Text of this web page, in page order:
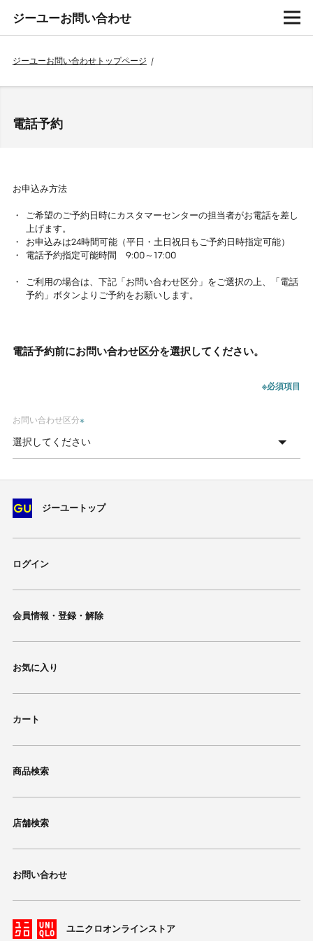
ジーユーお問い合わせ
ジーユーお問い合わせトップページ /
電話予約
お申込み方法
ご希望のご予約日時にカスタマーセンターの担当者がお電話を差し
上げます。
お申込みは24時間可能（平日・土日祝日もご予約日時指定可能）
電話予約指定可能時間 9:00～17:00
ご利用の場合は、下記「お問い合わせ区分」をご選択の上、「電話
予約」ボタンよりご予約をお願いします。
電話予約前にお問い合わせ区分を選択してください。
※必須項目
お問い合わせ区分※
ジーユートップ
ログイン
会員情報・登録・解除
お気に入り
カート
商品検索
店舗検索
お問い合わせ
ユニクロオンラインストア